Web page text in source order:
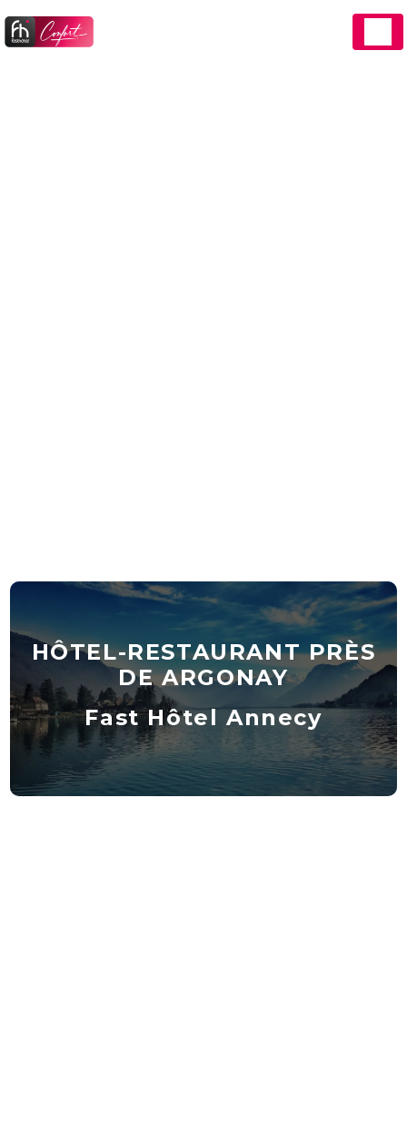
HÔTEL-RESTAURANT PRÈS
DE ARGONAY
Fast Hôtel Annecy